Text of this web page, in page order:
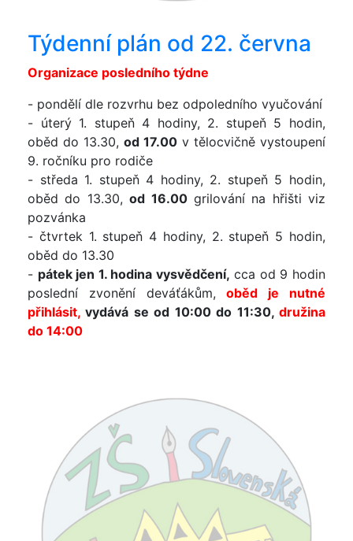
Týdenní plán od 22. června
Organizace posledního týdne
- pondělí dle rozvrhu bez odpoledního vyučování
- úterý 1. stupeň 4 hodiny, 2. stupeň 5 hodin,
oběd do 13.30, od 17.00 v tělocvičně vystoupení
9. ročníku pro rodiče
- středa 1. stupeň 4 hodiny, 2. stupeň 5 hodin,
oběd do 13.30,od 16.00grilování na hřišti viz
pozvánka
- čtvrtek 1. stupeň 4 hodiny, 2. stupeň 5 hodin,
oběd do 13.30
- pátek jen 1. hodina vysvědčení, cca od 9 hodin
poslední zvonění deváťákům,oběd je nutné
přihlásit, vydává se od 10:00 do 11:30, družina
do 14:00